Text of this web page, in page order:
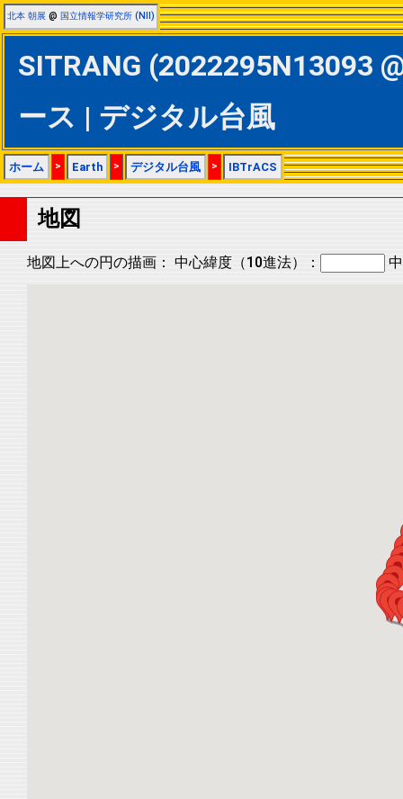
北本 朝展 @ 国立情報学研究所 (NII)
SITRANG (2022295N13093
ース | デジタル台風
ホーム > Earth > デジタル台風 > IBTrACS
地図
地図上への円の描画： 中心緯度（10進法）：